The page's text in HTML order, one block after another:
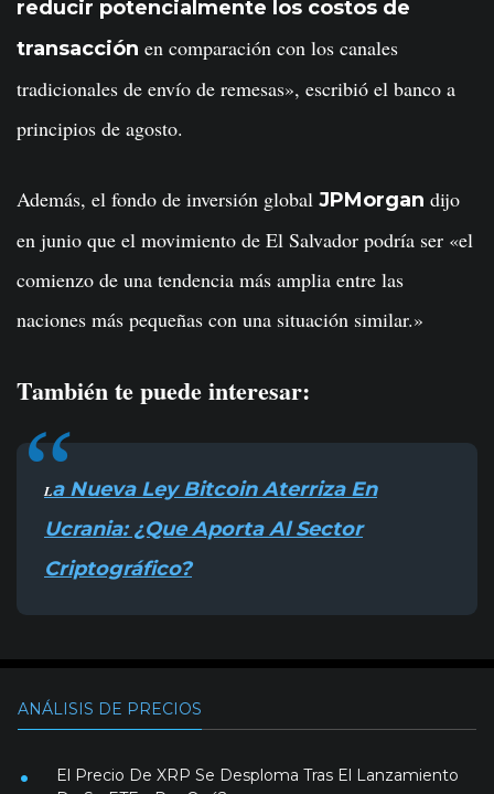
reducir potencialmente los costos de
transacción en comparación con los canales
tradicionales de envío de remesas», escribió el banco a
principios de agosto.
Además, el fondo de inversión global JPMorgan dijo
en junio que el movimiento de El Salvador podría ser «el
comienzo de una tendencia más amplia entre las
naciones más pequeñas con una situación similar.»
También te puede interesar:
La Nueva Ley Bitcoin Aterriza En
Ucrania: ¿Que Aporta Al Sector
Criptográfico?
ANÁLISIS DE PRECIOS
El Precio De XRP Se Desploma Tras El Lanzamiento